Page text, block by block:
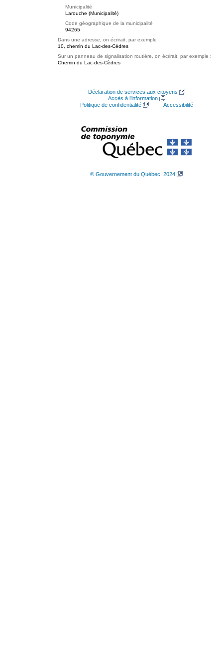
Municipalité
Larouche (Municipalité)
Code géographique de la municipalité
94265
Dans une adresse, on écrirait, par exemple :
10, chemin du Lac-des-Cèdres
Sur un panneau de signalisation routière, on écrirait, par exemple :
Chemin du Lac-des-Cèdres
Déclaration de services aux citoyens
Accès à l’information
Politique de confidentialité
Accessibilité
© Gouvernement du Québec, 2024